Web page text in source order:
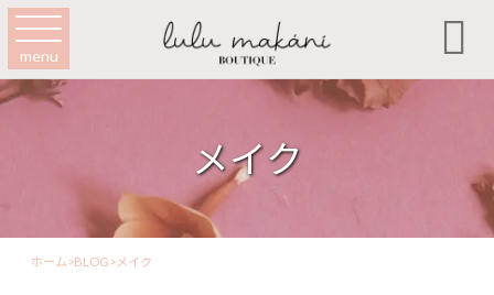
menu 
メイク
ホーム>BLOG>メイク